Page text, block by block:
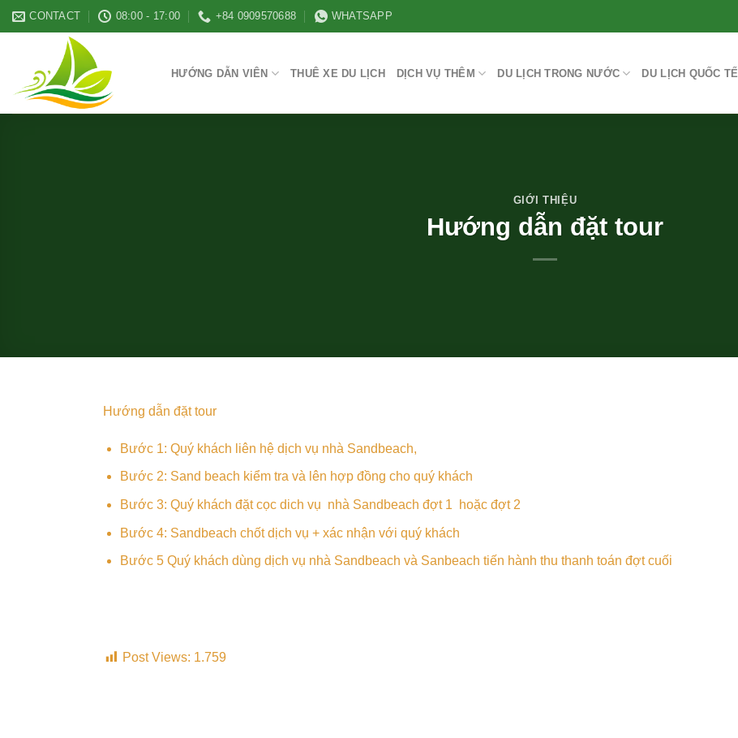
Skip
to
CONTACT 08:00 - 17:00 +84 0909570688 WHATSAPP
HƯỚNG DẪN VIÊN THUÊ XE DU LỊCH DỊCH VỤ THÊM DU LỊCH TRONG NƯỚC DU LỊCH QUỐC TẾ
GIỚI THIỆU
Hướng dẫn đặt tour
Hướng dẫn đặt tour
Bước 1: Quý khách liên hệ dịch vụ nhà Sandbeach,
Bước 2: Sand beach kiểm tra và lên hợp đồng cho quý khách
Bước 3: Quý khách đặt cọc dich vụ nhà Sandbeach đợt 1 hoặc đợt 2
Bước 4: Sandbeach chốt dịch vụ + xác nhận với quý khách
Bước 5 Quý khách dùng dịch vụ nhà Sandbeach và Sanbeach tiến hành thu thanh toán đợt cuối
Post Views: 1.759